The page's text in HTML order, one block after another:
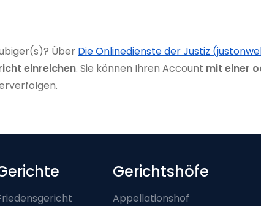
Über Die Onlinedienste der Justiz
einreichen. Sie können Ihren Account mit einer
menu
Gerichtshöfe
Appellationshof